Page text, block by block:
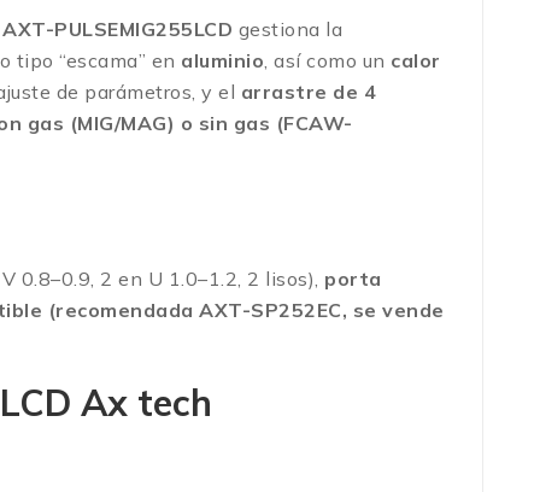
AXT-PULSEMIG255LCD gestiona la
tipo “escama” en aluminio, así como un calor
de parámetros, y el arrastre de 4
gas (MIG/MAG) o sin gas (FCAW-
0.8–0.9, 2 en U 1.0–1.2, 2 lisos), porta
(recomendada AXT-SP252EC, se vende
Ax tech